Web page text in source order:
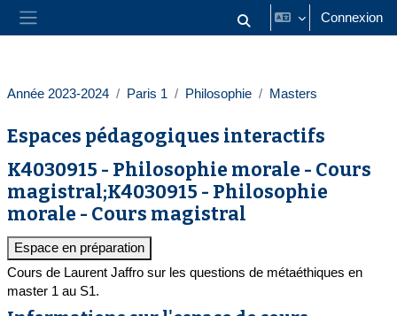
Passer au contenu principal
Panneau latéral Activer/désactiver la saisie
Connexion
Année 2023-2024 Paris 1 Philosophie Masters
Espaces pédagogiques interactifs
K4030915 - Philosophie morale - Cours
magistral;K4030915 - Philosophie
morale - Cours magistral
Espace en préparation
Cours de Laurent Jaffro sur les questions de métaéthiques en
master 1 au S1.